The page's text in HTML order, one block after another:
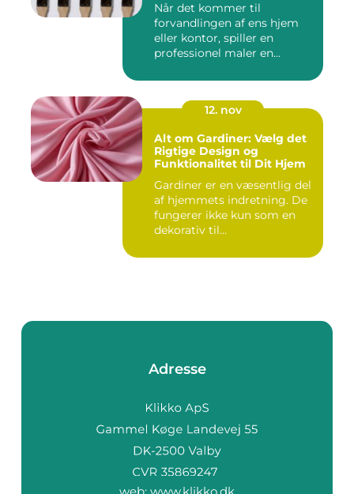
Når det kommer til
forvandlingen af ens hjem
eller kontor, spiller en
professionel maler en
12. nov
Alt om Gardiner: Vælg det
Rigtige Design og
Funktionalitet til Dit Hjem
Gardiner er en væsentlig del
af hjemmets indretning. De
fungerer ikke kun som en
dekorativ til...
Adresse
web: www.klikko.dk